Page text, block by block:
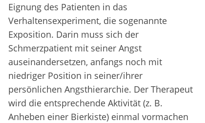
Eignung des Patienten in das
Verhaltensexperiment, die sogenannte
Exposition. Darin muss sich der
Schmerzpatient mit seiner Angst
auseinandersetzen, anfangs noch mit
niedriger Position in seiner/ihrer
persönlichen Angsthierarchie. Der Therapeut
wird die entsprechende Aktivität (z. B.
Anheben einer Bierkiste) einmal vormachen